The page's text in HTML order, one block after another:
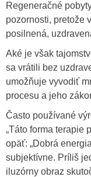
Regeneračné
pozornosti, pretože
posilnená,
Aké je však
sa vrátili bez
umožňuje vyvodiť
procesu a jeho
Často používané
„Táto forma terapie
opäť: „Dobrá
subjektívne. Príliš
iluzórny obraz